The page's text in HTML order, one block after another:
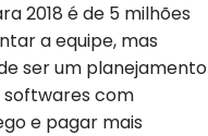
2018 é de 5 milhões
a equipe, mas
ser um planejamento
softwares com
e pagar mais